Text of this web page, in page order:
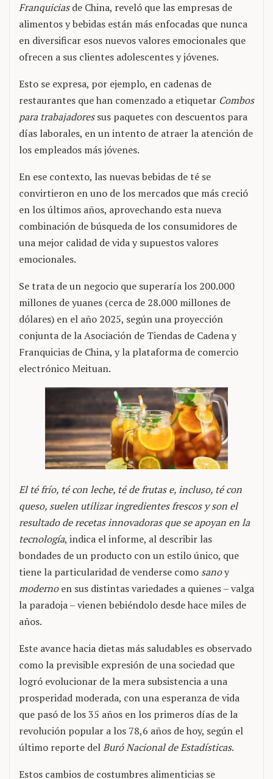
Franquiciasde China, reveló que las empresas de
alimentos y bebidas están más enfocadas que nunca
en diversificar esos nuevos valores emocionales que
ofrecen a sus clientes adolescentes y jóvenes.
Esto se expresa, por ejemplo, en cadenas de
restaurantes que han comenzado a etiquetar Combos
para trabajadoressus paquetes con descuentos para
días laborales, en un intento de atraer la atención de
los empleados más jóvenes.
En ese contexto, las nuevas bebidas de té se
convirtieron en uno de los mercados que más creció
en los últimos años, aprovechando esta nueva
combinación de búsqueda de los consumidores de
una mejor calidad de vida y supuestos valores
emocionales.
Se trata de un negocio que superaría los 200.000
millones de yuanes (cerca de 28.000 millones de
dólares) en el año 2025, según una proyección
conjunta de la Asociación de Tiendas de Cadena y
Franquicias de China, y la plataforma de comercio
electrónico Meituan.
El té frío, té con leche, té de frutas e, incluso, té con
queso, suelen utilizar ingredientes frescos y son el
resultado de recetas innovadoras que se apoyan en la
tecnología, indica el informe, al describir las
bondades de un producto con un estilo único, que
tiene la particularidad de venderse como sanoy
modernoen sus distintas variedades a quienes – valga
la paradoja – vienen bebiéndolo desde hace miles de
años.
Este avance hacia dietas más saludables es observado
como la previsible expresión de una sociedad que
logró evolucionar de la mera subsistencia a una
prosperidad moderada, con una esperanza de vida
que pasó de los 35 años en los primeros días de la
revolución popular a los 78,6 años de hoy, según el
último reporte delBuró Nacional de Estadísticas.
Estos cambios de costumbres alimenticias se